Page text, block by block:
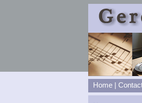
Home |